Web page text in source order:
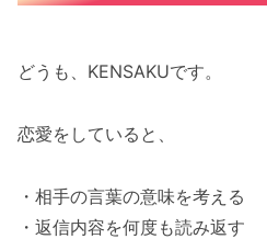
どうも、KENSAKUです。
恋愛をしていると、
・相手の言葉の意味を考える
・返信内容を何度も読み返す